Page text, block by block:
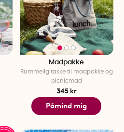
Madpakke
Rummelig taske til madpakke og
picnicmad
345 kr
Påmind mig